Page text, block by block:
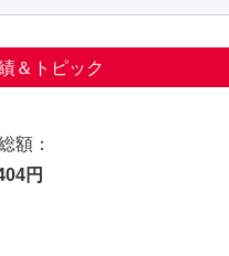
＆トピック
額：
円